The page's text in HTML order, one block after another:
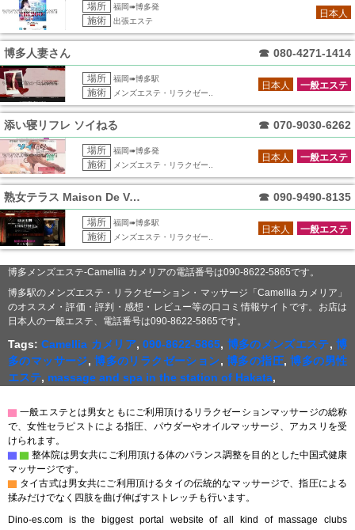
場所 福岡➠博多発
施術 出張エステ
日本人
博多人妻さん ☎ 080-4271-1414
場所 福岡➠博多駅
施術 メンズエステ・リラクゼー..
一般エステ
日本人
添い寝リフレ ソイねる ☎ 070-9030-6262
場所 福岡➠博多発
施術 メンズエステ・リラクゼー..
一般エステ
日本人
熟女テラス Maison De Voce ☎ 090-9490-8135
場所 福岡➠博多駅
施術 メンズエステ・リラクゼー..
一般エステ
日本人
博多メンズエステ-Camellia カメリアの電話番号は090-8622-5865です。
博多駅のメンズエステ・リラクゼーション・マッサージ「Camellia カメリア」
のオススメ・評価・評判・感想・レビュー等の口コミ情報サイトです。お店は
日本人の一般エステ、電話番号は090-8622-5865です。
Tags:Camellia カメリア,090-8622-5865, 博多のメンズエステ,博
多のマッサージ,博多のリラクゼーション,博多の指圧,博多の男性
エステ, massage and spa in the station of Hakata,
▇ 一般エステとは男女ともにご利用頂けるリラクゼーションマッサージの総称
で、女性セラピストによる指圧、パウダーやオイルマッサージ、アカスリを受
けられます。
▇ ▇ 整体院は男女共にご利用頂ける体のバランス調整を目的とした中国式健康
マッサージです。
▇ タイ古式は男女共にご利用頂けるタイの伝統的なマッサージで、指圧による
揉みだけでなく四肢を曲げ伸ばすストレッチも行います。
Dino-es.com is the biggest portal website of all kind of massage clubs